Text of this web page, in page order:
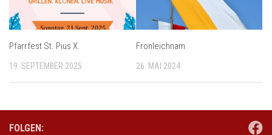
Pfarrfest St. Pius X.
19. SEPTEMBER 2025
Fronleichnam
26. MAI 2024
FOLGEN: